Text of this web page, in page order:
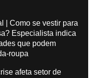
| Como se vestir para
Especialista indica
que podem
roupa
afeta setor de